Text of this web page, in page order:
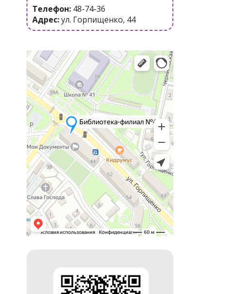
Телефон: 48-74-36
Адрес:ул. Горпищенко, 44